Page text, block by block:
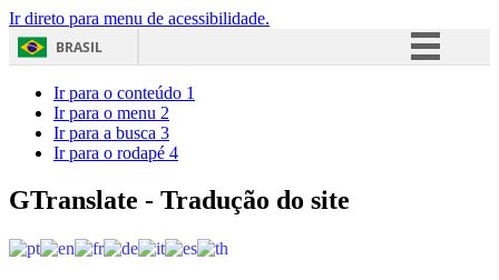
Ir direto para menu de acessibilidade.
BRASIL
Acesso à informação
Ir para o conteúdo 1
Ir para o menu 2
Ir para a busca 3
Ir para o rodapé 4
GTranslate - Tradução do site